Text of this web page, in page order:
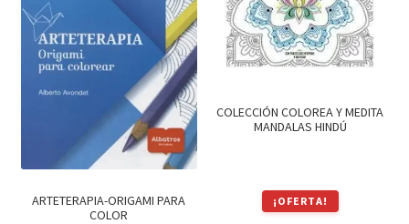
Textos (ver sub cats) (118)
TEXTOS EN INGLES (39)
TEXTOS INGLES (49)
Varios (754)
ARTETERAPIA-ORIGAMI PARA
COLOR
COLECCIÓN COLOREA Y MEDITA
MANDALAS HINDÚ
¡OFERTA!